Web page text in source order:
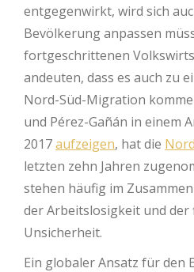
entgegenwirkt, wird sich
Bevölkerung anpassen
fortgeschrittenen
andeuten, dass es auch zu
Nord-Süd-Migration
und Pérez-Gañán in einem
2017aufzeigen, hat die
letzten zehn Jahren
stehen häufig im
der Arbeitslosigkeit und der
Unsicherheit.
Ein globaler Ansatz für den